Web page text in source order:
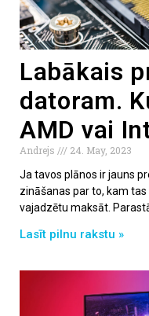
Labākais
datoram.
AMD vai
Andrejs
24. May, 2023
Ja tavos plānos ir jauns
zināšanas par to, kam
vajadzētu maksāt.
Lasīt pilnu rakstu »